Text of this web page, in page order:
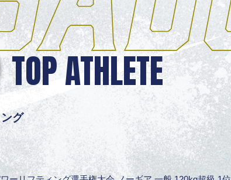
TOP ATHLETE
グ